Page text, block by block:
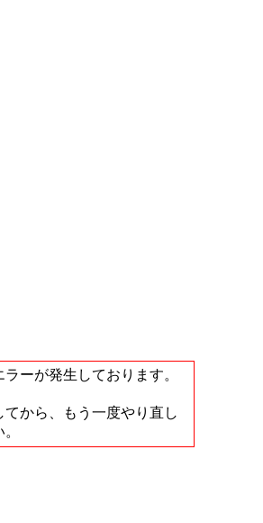
ーが発生しております。
てから、もう一度やり直し